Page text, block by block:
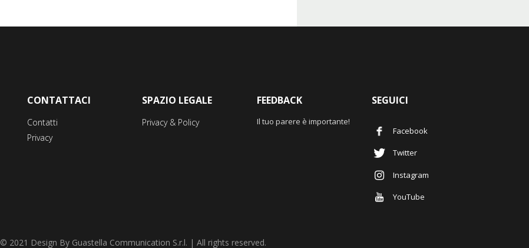
CONTATTACI
Contatti
Privacy
SPAZIO LEGALE
Privacy & Policy
FEEDBACK
Il tuo parere è importante!
SEGUICI
Facebook
Twitter
Instagram
YouTube
© 2021 Design By Guastella Communication S.r.l. | All rights reserved.